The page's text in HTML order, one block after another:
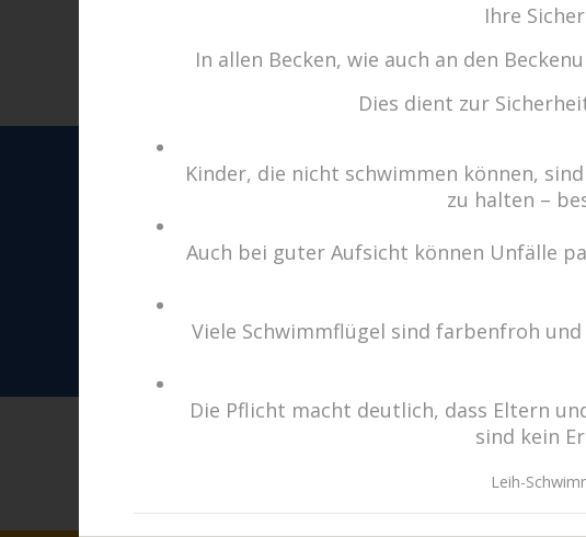
cabrio Senden - das Bad
E-Mail:info@cabriosenden.de
Ihre
In allen Becken, wie auch an den
Dies dient zur
Kinder, die nicht schwimmen können,
zu halten –
Auch bei guter Aufsicht können Unfälle
Viele Schwimmflügel sind farbenfroh
Die Pflicht macht deutlich, dass Eltern
sind kein
Leih-